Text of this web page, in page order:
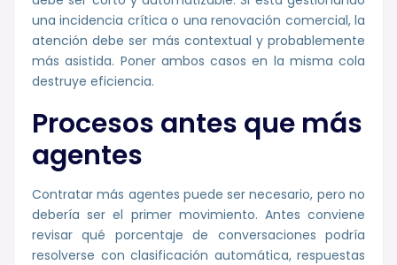
una incidencia crítica o una renovación comercial, la
atención debe ser más contextual y probablemente
más asistida. Poner ambos casos en la misma cola
destruye eficiencia.
Procesos antes que más
agentes
Contratar más agentes puede ser necesario, pero no
debería ser el primer movimiento. Antes conviene
revisar qué porcentaje de conversaciones podría
resolverse con clasificación automática, respuestas